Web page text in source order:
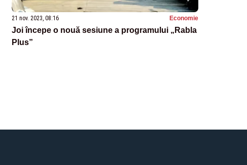
21 nov. 2023, 08:16 Economie
Joi începe o nouă sesiune a programului „Rabla
Plus”